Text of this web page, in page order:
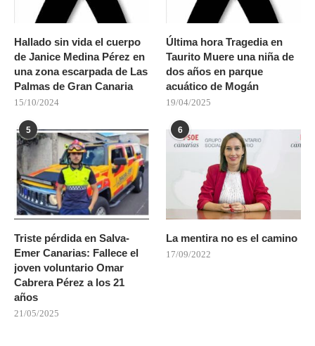
Hallado sin vida el cuerpo
de Janice Medina Pérez en
una zona escarpada de Las
Palmas de Gran Canaria
15/10/2024
Última hora Tragedia en
Taurito Muere una niña de
dos años en parque
acuático de Mogán
19/04/2025
5
Triste pérdida en Salva-
Emer Canarias: Fallece el
joven voluntario Omar
Cabrera Pérez a los 21
años
21/05/2025
6
La mentira no es el camino
17/09/2022